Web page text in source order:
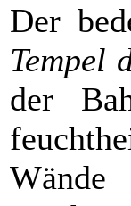
Der
Tempel
der